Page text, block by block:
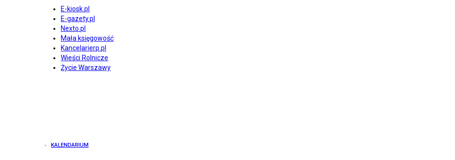
E-kiosk.pl
E-gazety.pl
Nexto.pl
Mała księgowość
Kancelarierp.pl
Wieści Rolnicze
Życie Warszawy
KALENDARIUM